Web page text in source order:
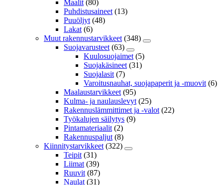
Maalit (80)
Puhdistusaineet (13)
Puuöljyt (48)
Lakat (6)
Muut rakennustarvikkeet (348)
Suojavarusteet (63)
Kuulosuojaimet (5)
Suojakäsineet (31)
Suojalasit (7)
Varoitusnauhat, suojapaperit ja -muovit (6)
Maalaustarvikkeet (95)
Kulma- ja naulauslevyt (25)
Rakennuslämmittimet ja -valot (22)
Työkalujen säilytys (9)
Pintamateriaalit (2)
Rakennuspaljut (8)
Kiinnitystarvikkeet (322)
Teipit (31)
Liimat (39)
Ruuvit (87)
Naulat (31)